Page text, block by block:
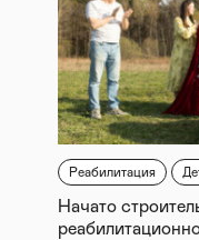
Реабилитация
Начато